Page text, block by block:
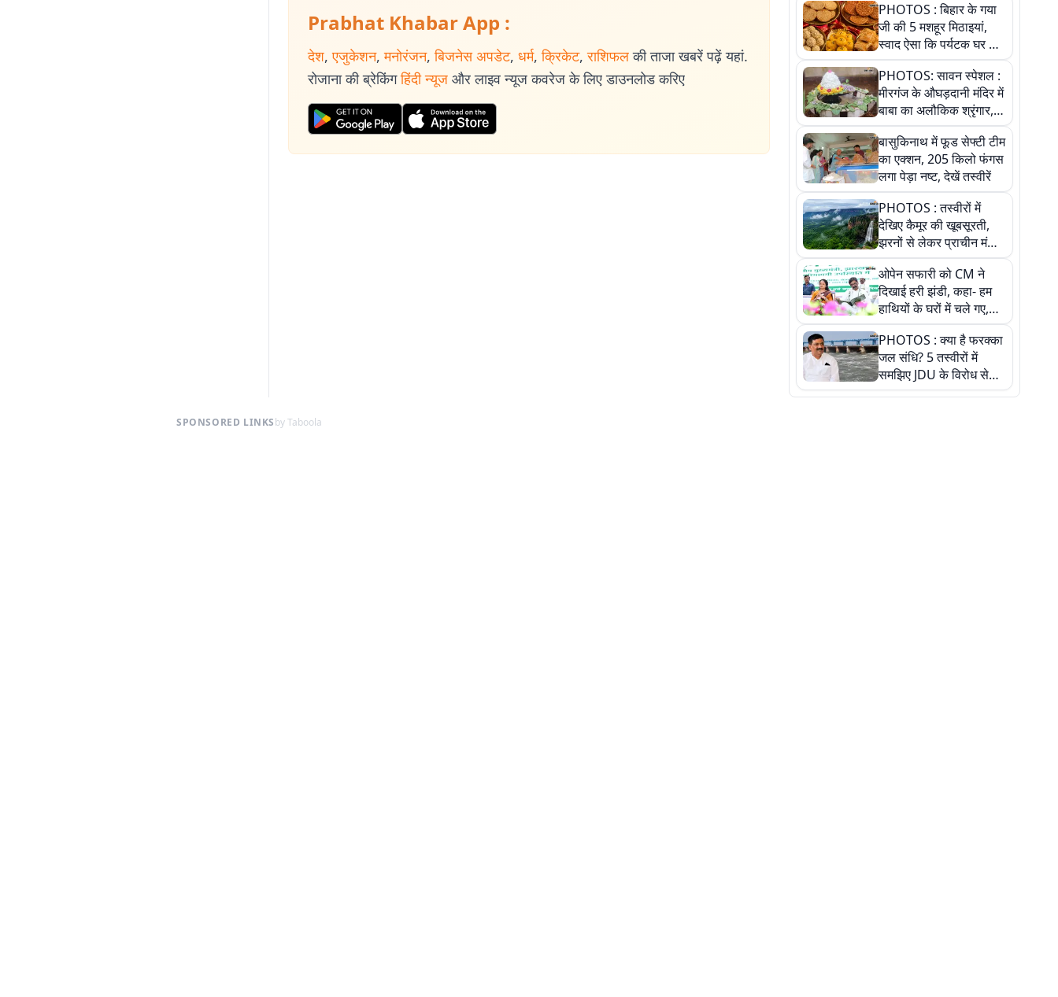
Prabhat Khabar App :
देश, एजुकेशन, मनोरंजन, बिजनेस अपडेट, धर्म, क्रिकेट, राशिफल की ताजा खबरें पढ़ें यहां.
रोजाना की ब्रेकिंग हिंदी न्यूज और लाइव न्यूज कवरेज के लिए डाउनलोड करिए
PHOTOS : बिहार के गया
जी की 5 मशहूर मिठाइयां,
स्वाद ऐसा कि पर्यटक घर ले
जाना नहीं भूलते, तस्वीरों में
देखें
PHOTOS: सावन स्पेशल :
मीरगंज के औघड़दानी मंदिर में
बाबा का अलौकिक श्रृंगार,
तस्वीरों में देखें महादेव के कई
मनमोहक स्वरूप
बासुकिनाथ में फूड सेफ्टी टीम
का एक्शन, 205 किलो फंगस
लगा पेड़ा नष्ट, देखें तस्वीरें
PHOTOS : तस्वीरों में
देखिए कैमूर की खूबसूरती,
झरनों से लेकर प्राचीन मंदिरों
तक प्रकृति और आस्था का
अद्भुत संगम
ओपेन सफारी को CM ने
दिखाई हरी झंडी, कहा- हम
हाथियों के घरों में चले गए,
देखें तस्वीरें
PHOTOS : क्या है फरक्का
जल संधि? 5 तस्वीरों में
समझिए JDU के विरोध से
लेकर बिहार पर असर तक
SPONSORED LINKSby Taboola